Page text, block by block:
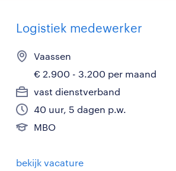
Logistiek medewerker
Vaassen
€ 2.900 - 3.200 per maand
vast dienstverband
40 uur, 5 dagen p.w.
MBO
bekijk vacature